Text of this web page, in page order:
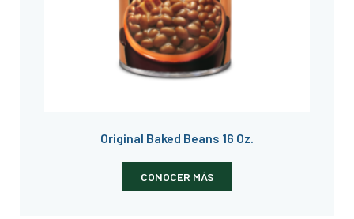
Original Baked Beans 16 Oz.
CONOCER MÁS